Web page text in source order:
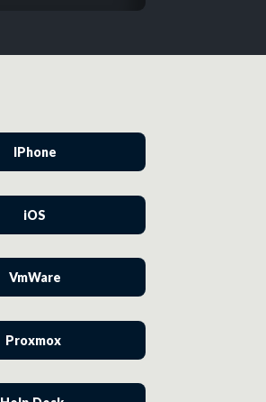
IPhone
iOS
VmWare
Proxmox